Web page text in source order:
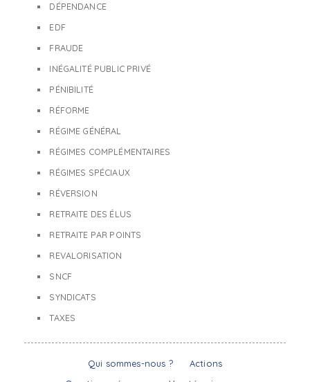
DÉPENDANCE
EDF
FRAUDE
INÉGALITÉ PUBLIC PRIVÉ
PÉNIBILITÉ
RÉFORME
RÉGIME GÉNÉRAL
RÉGIMES COMPLÉMENTAIRES
RÉGIMES SPÉCIAUX
RÉVERSION
RETRAITE DES ÉLUS
RETRAITE PAR POINTS
REVALORISATION
SNCF
SYNDICATS
TAXES
Qui sommes-nous ?
Actions